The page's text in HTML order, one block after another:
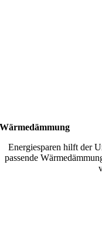
Wärmedämmung
Energiesparen hilft der
passende